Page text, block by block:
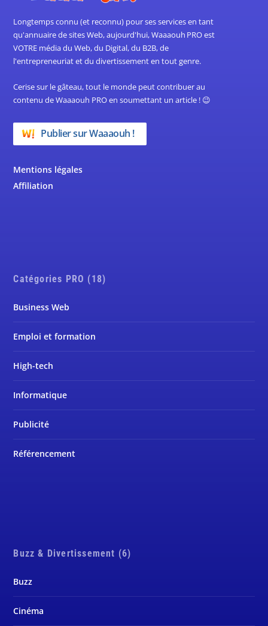
Longtemps connu (et reconnu) pour ses services en tant
qu'annuaire de sites Web, aujourd'hui, Waaaouh PRO est
VOTRE média du Web, du Digital, du B2B, de
l'entrepreneuriat et du divertissement en tout genre.
Cerise sur le gâteau, tout le monde peut contribuer au
contenu de Waaaouh PRO en soumettant un article ! 😉
Publier sur Waaaouh !
Mentions légales
Affiliation
Catégories PRO (18)
Business Web
Emploi et formation
High-tech
Informatique
Publicité
Référencement
Buzz & Divertissement (6)
Buzz
Cinéma